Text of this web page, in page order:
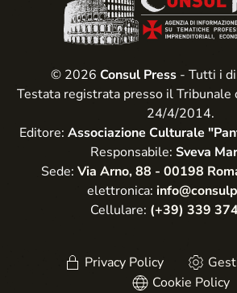
© 2026 Consul Press- Tutti i
Testata registrata presso il Tribunale
24/4/2014.
Editore: Associazione Culturale
Responsabile: Sveva
Sede: Via Arno, 88 - 00198
elettronica:
Cellulare: (+39) 339
Privacy Policy
Cookie Policy